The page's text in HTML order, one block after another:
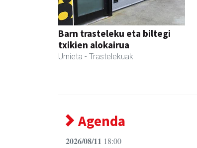
Barn trasteleku eta biltegi
txikien alokairua
Urnieta - Trastelekuak
Agenda
2026/08/11 18:00